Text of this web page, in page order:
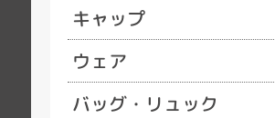
キャップ
ウェア
バッグ・リュック